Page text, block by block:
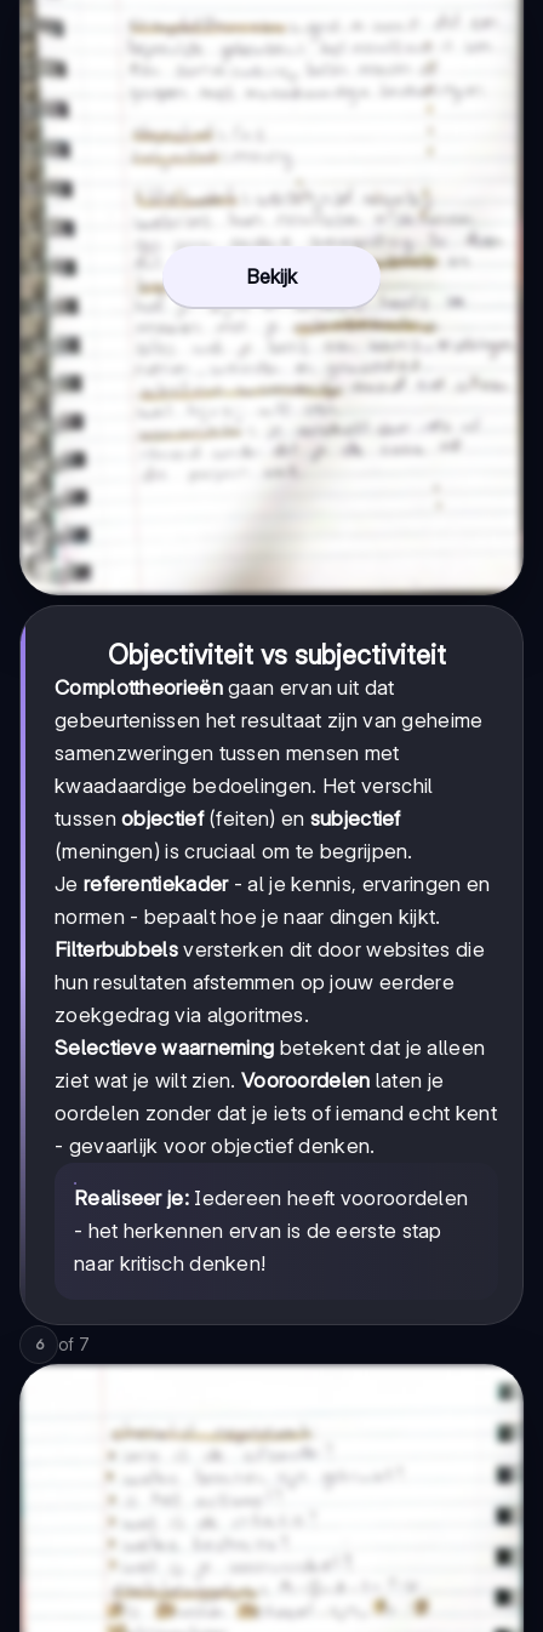
Bekijk
Objectiviteit vs subjectiviteit
Complottheorieëngaan ervan uit dat
gebeurtenissen het resultaat zijn van geheime
samenzweringen tussen mensen met
kwaadaardige bedoelingen. Het verschil
tussenobjectief(feiten) en subjectief
(meningen) is cruciaal om te begrijpen.
Je referentiekader- al je kennis, ervaringen en
normen - bepaalt hoe je naar dingen kijkt.
Filterbubbelsversterken dit door websites die
hun resultaten afstemmen op jouw eerdere
zoekgedrag via algoritmes.
Selectieve waarneming betekent dat je alleen
ziet wat je wilt zien. Vooroordelen laten je
oordelen zonder dat je iets of iemand echt kent
- gevaarlijk voor objectief denken.
Realiseer je:Iedereen heeft vooroordelen
- het herkennen ervan is de eerste stap
naar kritisch denken!
6 of 7